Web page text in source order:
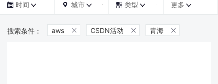
 时间   城市   类型  更多 
aws  CSDN活动  青海 